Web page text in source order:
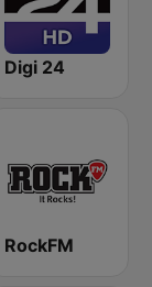
Digi 24
RockFM